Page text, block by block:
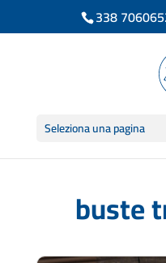
338
Seleziona una pagina
buste